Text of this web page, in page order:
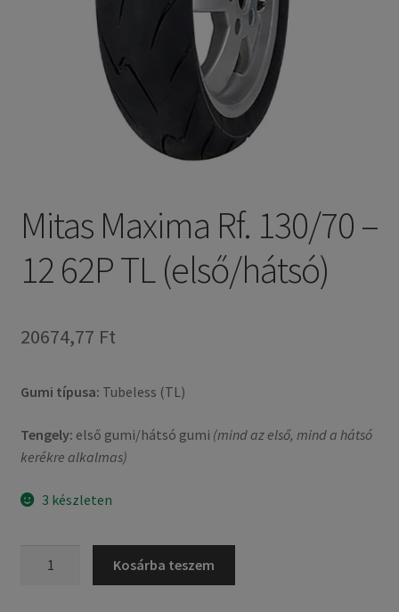
Mitas Maxima Rf. 130/70 –
12 62P TL (első/hátsó)
20674,77 Ft
Gumi típusa: Tubeless (TL)
Tengely: első gumi/hátsó gumi (mind az első, mind a hátsó
kerékre alkalmas)
3 készleten
Kosárba teszem